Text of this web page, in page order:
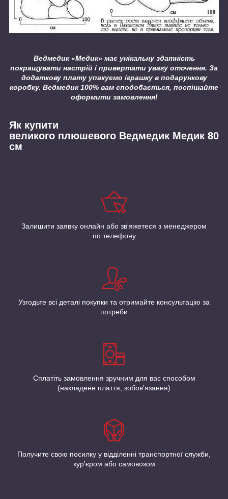
Ведмедик «Медик» має унікальну здатність
покращувати настрій і привертати увагу оточення. За
додаткову плату упакуємо іграшку в подарункову
коробку. Ведмедик 100% вам сподобається, поспішайте
оформити замовлення!
Як купити
великого плюшевого Ведмедик Медик 80
см
Залишити заявку онлайн або зв'яжетеся з менеджером
по телефону
Узгодьте всі деталі покупки та отримайте консультацію за
потреби
Сплатіть замовлення зручним для вас способом
(накладене плаття, зобов'язання)
Получите свою посилку у відділенні транспортної служби,
кур'єром або самовозом